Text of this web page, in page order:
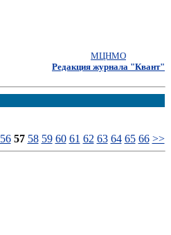
МЦНМО
Редакция журнала "Квант"
56 57 58 59 60 61 62 63 64 65 66 >>